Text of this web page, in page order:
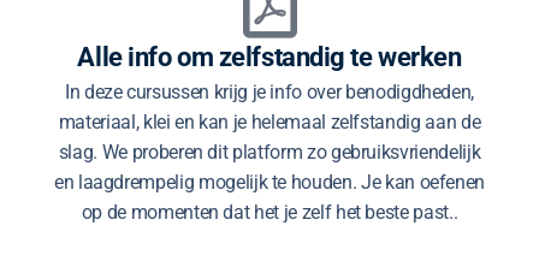
Alle info om zelfstandig te werken
In deze cursussen krijg je info over benodigdheden,
materiaal, klei en kan je helemaal zelfstandig aan de
slag. We proberen dit platform zo gebruiksvriendelijk
en laagdrempelig mogelijk te houden. Je kan oefenen
op de momenten dat het je zelf het beste past..